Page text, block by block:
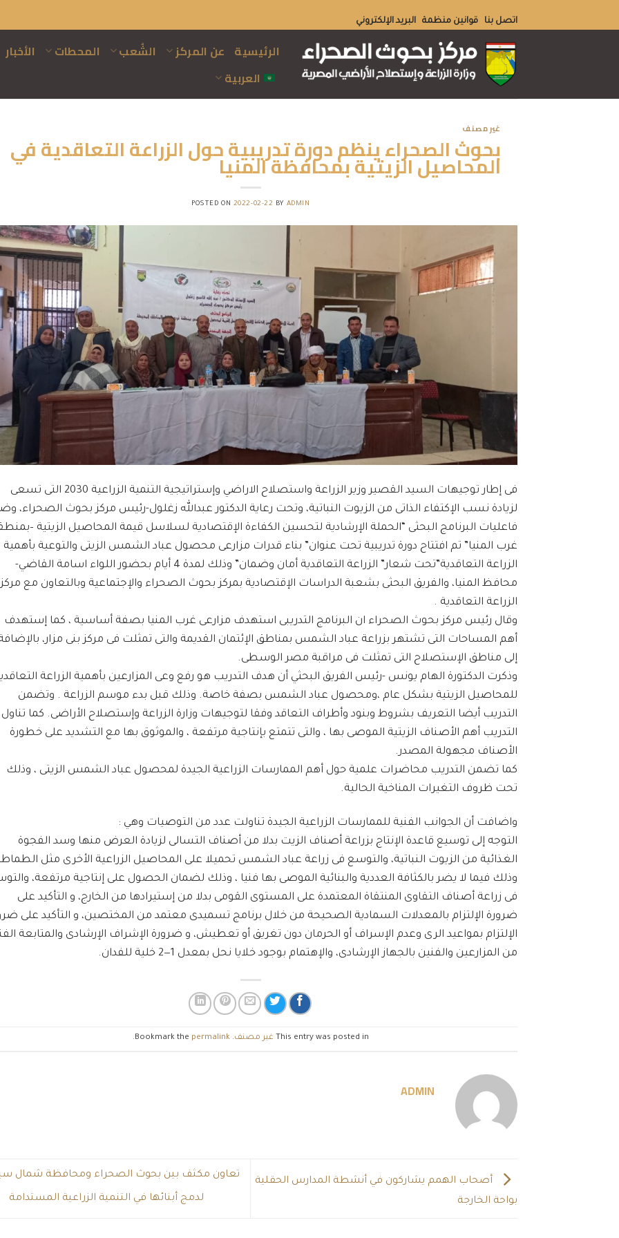
اتصل بنا قوانين منظمة البريد الإلكتروني
الرئيسية عن المركز الشُعب المحطات الأخبار
العربية
غير مصنف
بحوث الصحراء ينظم دورة تدريبية حول الزراعة التعاقدية في
المحاصيل الزيتية بمحافظة المنيا
POSTED ON 2022-02-22 BY ADMIN
فى إطار توجيهات السيد القصير وزير الزراعة واستصلاح الاراضي وإستراتيجية التنمية الزراعية 2030 التى تسعى
لزيادة نسب الإكتفاء الذاتى من الزيوت النباتية، وتحت رعاية الدكتور عبدالله زغلول-رئيس مركز بحوث الصحراء،
فاعليات البرنامج البحثى “الحملة الإرشادية لتحسين الكفاءة الإقتصادية لسلاسل قيمة المحاصيل الزيتية
غرب المنيا” تم افتتاح دورة تدريبية تحت عنوان” بناء قدرات مزارعى محصول عباد الشمس الزيتى والتوعية بأهمية
الزراعة التعاقدية”تحت شعار” الزراعة التعاقدية أمان وضمان” وذلك لمدة 4 أيام بحضور اللواء اسامة القاضي-
محافظ المنيا، والفريق البحثى بشعبة الدراسات الإقتصادية بمركز بحوث الصحراء والإجتماعية وبالتعاون مع مركز
الزراعة التعاقدية .
وقال رئيس مركز بحوث الصحراء ان البرنامج التدريبى استهدف مزارعى غرب المنيا بصفة أساسية ، كما إستهدف
أهم المساحات التى تشتهر بزراعة عباد الشمس بمناطق الإئتمان القديمة والتى تمثلت فى مركز بنى مزار،
إلى مناطق الإستصلاح التى تمثلت فى مراقبة مصر الوسطى.
وذكرت الدكتورة الهام يونس -رئيس الفريق البحثي أن هدف التدريب هو رفع وعى المزارعين بأهمية الزراعة
للمحاصيل الزيتية بشكل عام ،ومحصول عباد الشمس بصفة خاصة. وذلك قبل بدء موسم الزراعة . وتضمن
التدريب أيضا التعريف بشروط وبنود وأطراف التعاقد وفقا لتوجيهات وزارة الزراعة وإستصلاح الأراضى. كما تناول
التدريب أهم الأصناف الزيتية الموصى بها ، والتى تتمتع بإنتاجية مرتفعة ، والموثوق بها مع التشديد على خطورة
الأصناف مجهولة المصدر.
كما تضمن التدريب محاضرات علمية حول أهم الممارسات الزراعية الجيدة لمحصول عباد الشمس الزيتى ، وذلك
تحت ظروف التغيرات المناخية الحالية.
واضافت أن الجوانب الفنية للممارسات الزراعية الجيدة تناولت عدد من التوصيات وهي :
التوجه إلى توسيع قاعدة الإنتاج بزراعة أصناف الزيت بدلا من أصناف التسالى لزيادة العرض منها وسد الفجوة
الغذائية من الزيوت النباتية، والتوسع فى زراعة عباد الشمس تحميلا على المحاصيل الزراعية الأخرى مثل
وذلك فيما لا يضر بالكثافة العددية والبنائية الموصى بها فنيا ، وذلك لضمان الحصول على إنتاجية مرتفعة،
فى زراعة أصناف التقاوى المنتقاة المعتمدة على المستوى القومى بدلا من إستيرادها من الخارج، و‏ التأكيد على
ضرورة الإلتزام بالمعدلات السمادية الصحيحة من خلال برنامج تسميدى معتمد من المختصين، و ‏التأكيد على
الإلتزام بمواعيد الرى وعدم الإسراف أو الحرمان دون تغريق أو تعطيش، و ضرورة الإشراف الإرشادى والمتابعة
من المزارعين والفنين بالجهاز الإرشادى، والإهتمام بوجود خلايا نحل بمعدل 1—2 خلية للفدان.
This entry was posted in غير مصنف. Bookmark the
permalink
.
ADMIN
أصحاب الهمم يشاركون في أنشطة المدارس الحقلية
بواحة الخارجة
تعاون مكثف بين بحوث الصحراء ومحافظة شمال
لدمج أبنائها في التنمية الزراعية المستدامة